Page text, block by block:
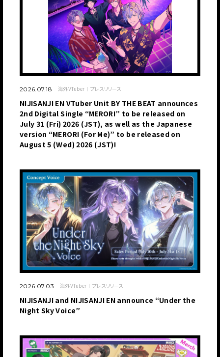
2026.07.18 海外VTuber プレスリリース
NIJISANJI EN VTuber Unit BY THE BEAT announces
2nd Digital Single “MERORI” to be released on
July 31 (Fri) 2026 (JST), as well as the Japanese
version “MERORI (For Me)” to be released on
August 5 (Wed) 2026 (JST)!
2026.07.03 海外VTuber プレスリリース
NIJISANJI and NIJISANJI EN announce “Under the
Night Sky Voice”